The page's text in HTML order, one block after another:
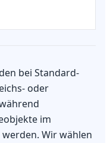
bei Standard-
oder
im
Wir wählen